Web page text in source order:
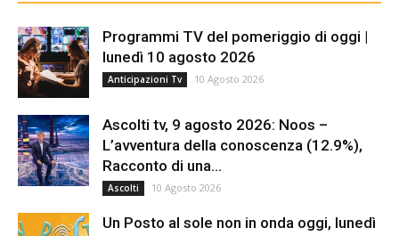
Programmi TV del pomeriggio di oggi |
lunedì 10 agosto 2026
Anticipazioni Tv 10 Agosto 2026
Ascolti tv, 9 agosto 2026: Noos –
L’avventura della conoscenza (12.9%),
Racconto di una...
Ascolti 10 Agosto 2026
Un Posto al sole non in onda oggi, lunedì